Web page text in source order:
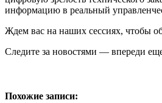
информацию в реальный
Ждем вас на наших сессиях, чтобы
Следите за новостями — впереди
Похожие записи: